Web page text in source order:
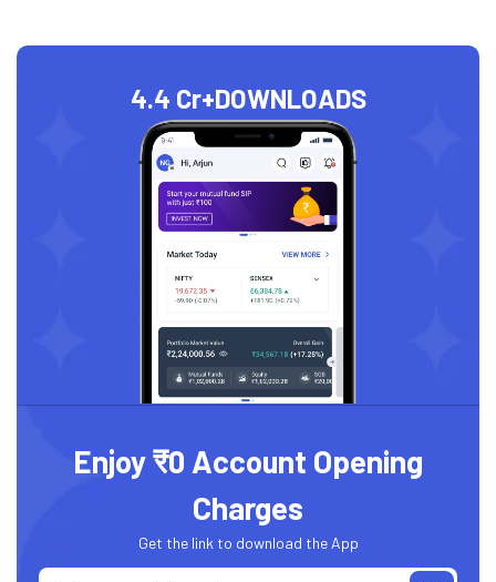
4.4 Cr+DOWNLOADS
Enjoy ₹0 Account Opening
Charges
Get the link to download the App